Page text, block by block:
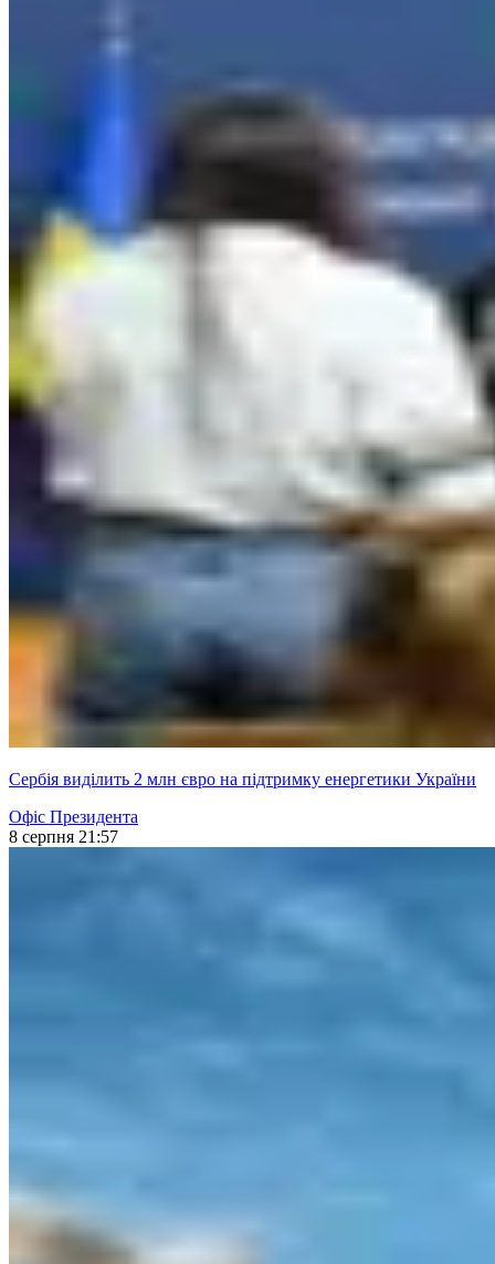
Сербія виділить 2 млн євро на підтримку енергетики України
Офіс Президента
8 серпня 21:57